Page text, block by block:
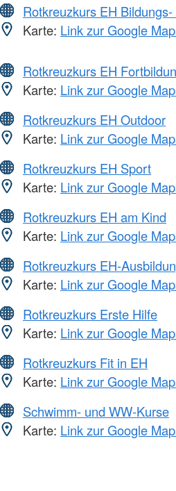
Rotkreuzkurs EH
Karte: Link zur Google
Rotkreuzkurs EH
Karte: Link zur Google
Rotkreuzkurs EH Outdoor
Karte: Link zur Google
Rotkreuzkurs EH Sport
Karte: Link zur Google
Rotkreuzkurs EH am Kind
Karte: Link zur Google
Rotkreuzkurs EH-
Karte: Link zur Google
Rotkreuzkurs Erste Hilfe
Karte: Link zur Google
Rotkreuzkurs Fit in EH
Karte: Link zur Google
Schwimm- und WW-Kurse
Karte: Link zur Google